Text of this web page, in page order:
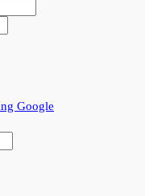
Google